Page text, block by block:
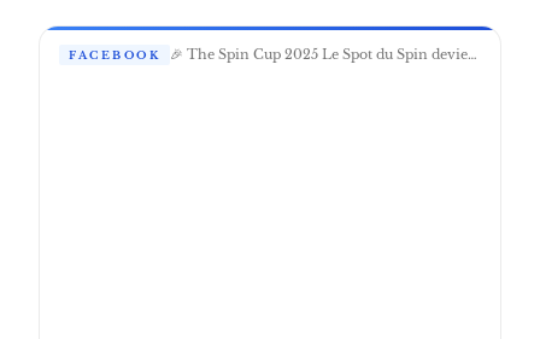
FACEBOOK 🎉 The Spin Cup 2025 Le Spot du Spin devient le QG du wakeboard international 🌊🔥 Viens vibrer au rythme des tricks et d’une ambiance de ride unique en Belgique 🇧🇪 📍 Domaine des Lacs de l’Eau d’Heure 🗓️ 17 → 19 octobre ⚡ Entrée libre